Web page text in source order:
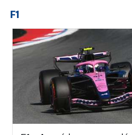
F1